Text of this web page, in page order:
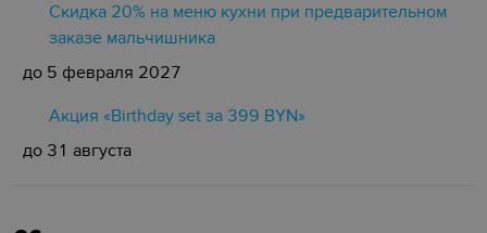
Скидка 20% на меню кухни при предварительном
заказе мальчишника
до 5 февраля 2027
Акция «Birthday set за 399 BYN»
до 31 августа